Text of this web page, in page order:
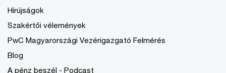
Hírújságok
Szakértői vélemények
PwC Magyarországi Vezérigazgató Felmérés
Blog
A pénz beszél - Podcast